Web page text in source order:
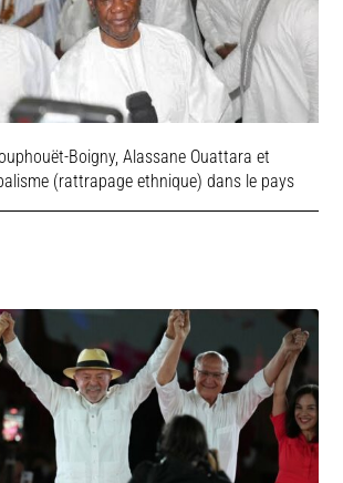
Boigny, Alassane Ouattara et
(rattrapage ethnique) dans le pays